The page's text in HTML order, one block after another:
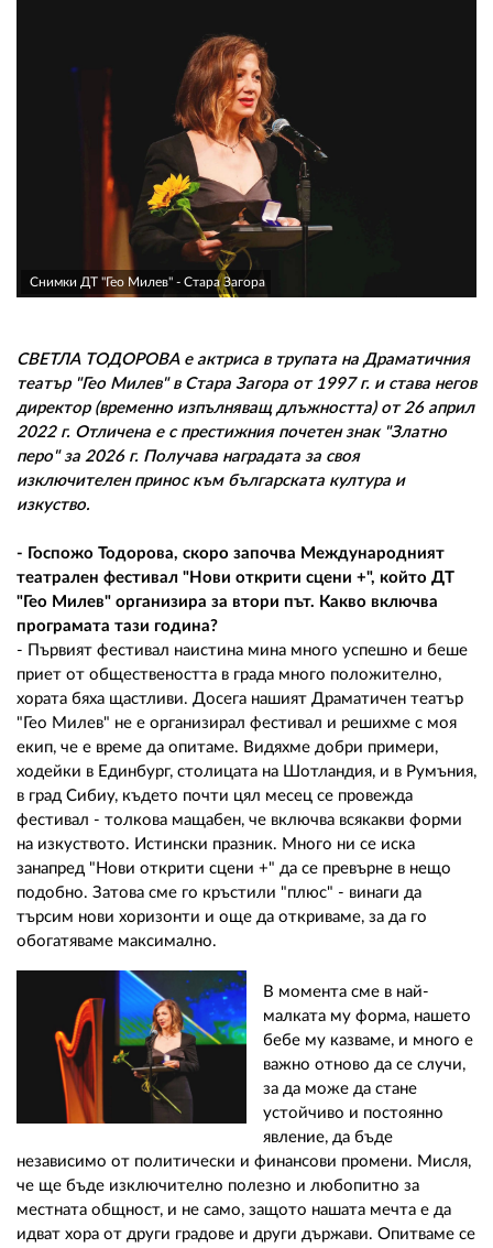
Снимки ДТ "Гео Милев" - Стара Загора
СВЕТЛА ТОДОРОВА е актриса в трупата на Драматичния
театър "Гео Милев" в Стара Загора от 1997 г. и става негов
директор (временно изпълняващ длъжността) от 26 април
2022 г. Отличена е с престижния почетен знак "Златно
перо" за 2026 г. Получава наградата за своя
изключителен принос към българската култура и
изкуство.
- Госпожо Тодорова, скоро започва Международният
театрален фестивал "Нови открити сцени +", който ДТ
"Гео Милев" организира за втори път. Какво включва
програмата тази година?
- Първият фестивал наистина мина много успешно и беше
приет от обществеността в града много положително,
хората бяха щастливи. Досега нашият Драматичен театър
"Гео Милев" не е организирал фестивал и решихме с моя
екип, че е време да опитаме. Видяхме добри примери,
ходейки в Единбург, столицата на Шотландия, и в Румъния,
в град Сибиу, където почти цял месец се провежда
фестивал - толкова мащабен, че включва всякакви форми
на изкуството. Истински празник. Много ни се иска
занапред "Нови открити сцени +" да се превърне в нещо
подобно. Затова сме го кръстили "плюс" - винаги да
търсим нови хоризонти и още да откриваме, за да го
обогатяваме максимално.
В момента сме в най-
малката му форма, нашето
бебе му казваме, и много е
важно отново да се случи,
за да може да стане
устойчиво и постоянно
явление, да бъде
независимо от политически и финансови промени. Мисля,
че ще бъде изключително полезно и любопитно за
местната общност, и не само, защото нашата мечта е да
идват хора от други градове и други държави. Опитваме се
АБОНАМЕНТ
УСЛОВИЯ ЗА ПОЛЗВАНЕ
ПОЛИТИКА ЗА БИСКВИТКИТЕ
ПОЛИТИКАТА ЗА
ПОВЕРИТЕЛНОСТ